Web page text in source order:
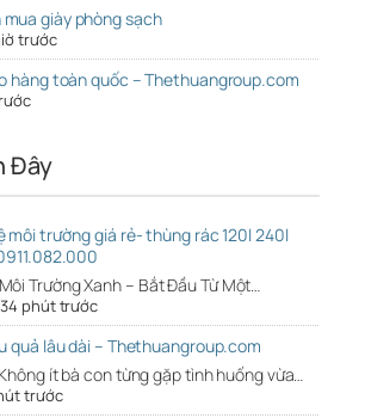
giày phòng sạch
trước
hàng toàn quốc – Thethuangroup.com
Đây
môi trường giá rẻ- thùng rác 120l 240l
Trường Xanh – Bắt Đầu Từ Một…
34 phút trước
quả lâu dài – Thethuangroup.com
ít bà con từng gặp tình huống vừa…
trước